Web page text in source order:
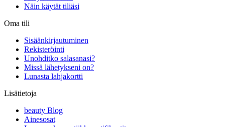
Näin käytät tiliäsi
Oma tili
Sisäänkirjautuminen
Rekisteröinti
Unohditko salasanasi?
Missä lähetykseni on?
Lunasta lahjakortti
Lisätietoja
beauty Blog
Ainesosat